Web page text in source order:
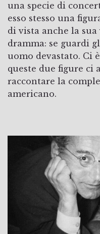
una specie di
esso stesso una
di vista anche la
dramma: se guardi
uomo devastato. Ci
queste due figure ci
raccontare la
americano.